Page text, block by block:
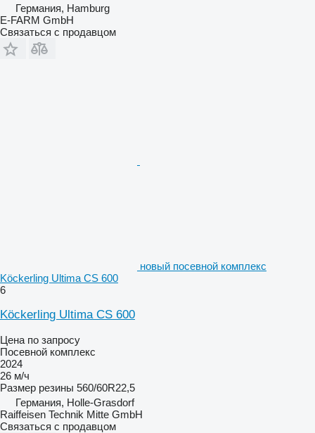
Германия, Hamburg
E-FARM GmbH
Связаться с продавцом
новый посевной комплекс
Köckerling Ultima CS 600
6
Köckerling Ultima CS 600
Цена по запросу
Посевной комплекс
2024
26 м/ч
Размер резины 560/60R22,5
Германия, Holle-Grasdorf
Raiffeisen Technik Mitte GmbH
Связаться с продавцом